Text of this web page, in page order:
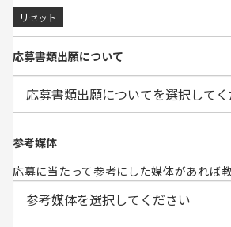
応募書類出願について
参考媒体
応募に当たって参考にした媒体があれば